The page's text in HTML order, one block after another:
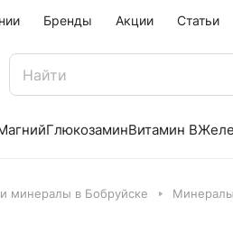
Бренды Акции Статьи
ГлюкозаминВитамин B
минералы в Бобруйске